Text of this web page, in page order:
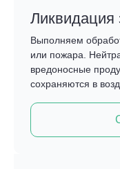
Ликвидация
Выполняем
или пожара.
вредоносные
сохраняются в